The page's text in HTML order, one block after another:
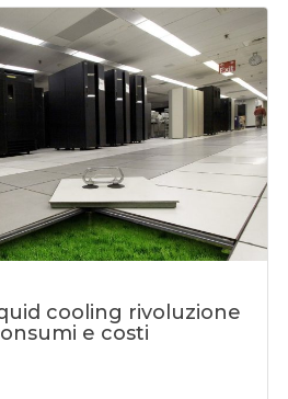
cooling rivoluzione
e costi